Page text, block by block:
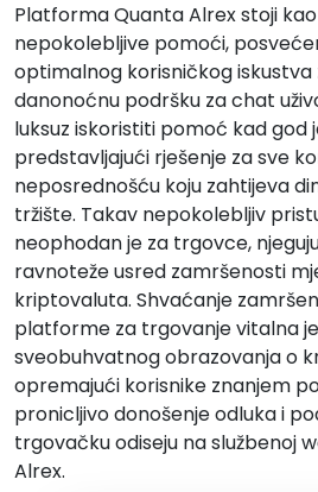
Platforma Quanta Alrex stoji
nepokolebljive pomoći,
optimalnog korisničkog iskustva
danonoćnu podršku za chat
luksuz iskoristiti pomoć kad
predstavljajući rješenje za sve
neposrednošću koju zahtijeva
tržište. Takav nepokolebljiv
neophodan je za trgovce,
ravnoteže usred zamršenosti
kriptovaluta. Shvaćanje
platforme za trgovanje vitalna
sveobuhvatnog obrazovanja o
opremajući korisnike znanjem
pronicljivo donošenje odluka i
trgovačku odiseju na službenoj
Alrex.